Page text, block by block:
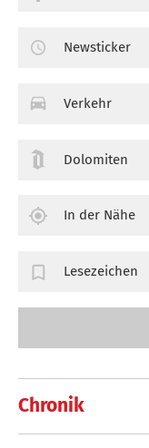
Chronik
Newsticker
Verkehr
Dolomiten
In der Nähe
Lesezeichen